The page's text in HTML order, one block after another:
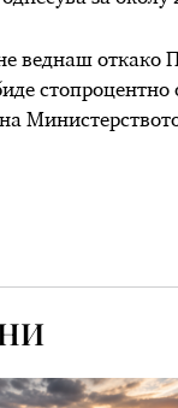
веднаш откако